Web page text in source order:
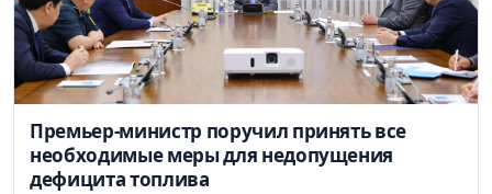
Премьер-министр поручил принять все
необходимые меры для недопущения
дефицита топлива